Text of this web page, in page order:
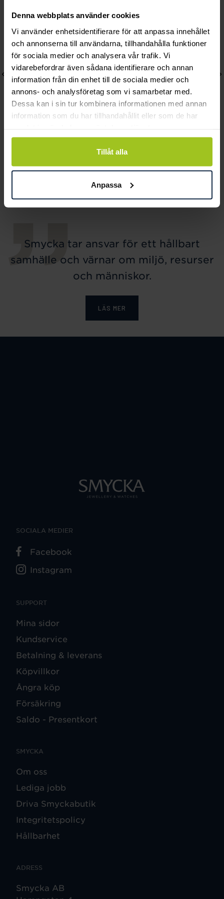
Denna webbplats använder cookies
Vi använder enhetsidentifierare för att anpassa innehållet
och annonserna till användarna, tillhandahålla funktioner
för sociala medier och analysera vår trafik. Vi
vidarebefordrar även sådana identifierare och annan
information från din enhet till de sociala medier och
annons- och analysföretag som vi samarbetar med.
Dessa kan i sin tur kombinera informationen med annan
information som du har tillhandahållit eller som de har
Tillåt alla
Anpassa
Mockberg
Pris:799 kr
799 kr
Mockberg
Wavy bolded cuff gold
bracelet
Pris
899 kr
Smycka tar ansvar för ett hållbart
samhälle och värnar om miljö, resurser
och människor.
LÄS MER
SUPPORT
Mina sidor
Kundservice
Betalning & leverans
Köpvillkor
Ångra köp
Försäkring
Saldo - Presentkort
SMYCKA
Om oss
Lediga jobb
Driva Smyckabutik
Integritetspolicy
Hållbarhet
ADRESS
Smycka AB
SOCIALA MEDIER
Facebook
Instagram